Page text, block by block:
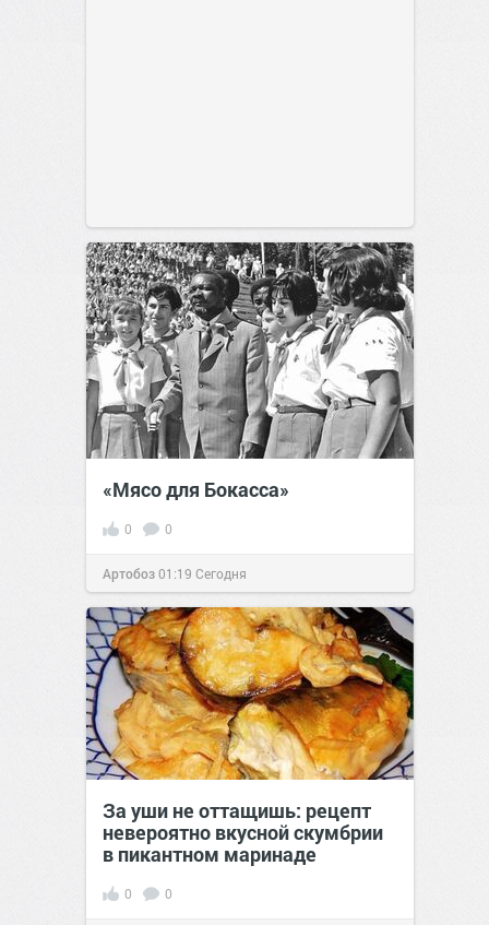
«Мясо для Бокасса»
0 0
Артобоз01:19 Сегодня
За уши не оттащишь: рецепт
невероятно вкусной скумбрии
в пикантном маринаде
0 0